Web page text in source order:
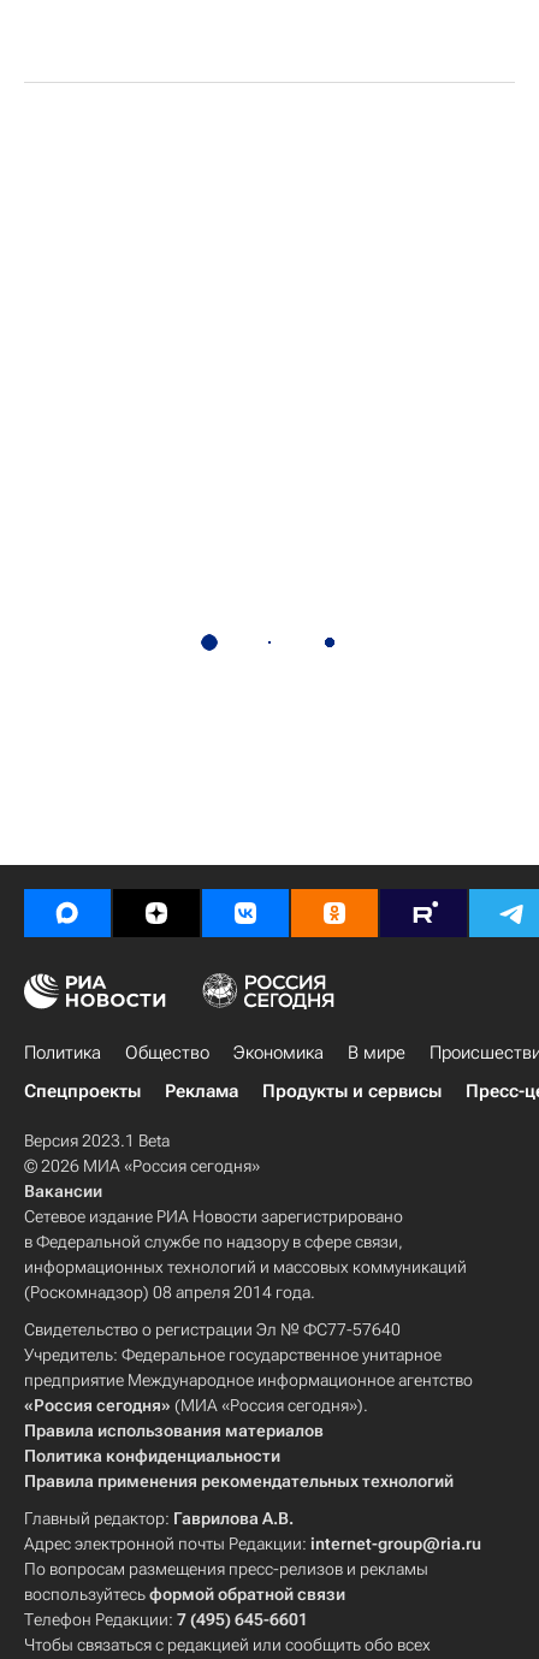
Политика Общество Экономика В мире
Спецпроекты
Реклама Продукты и сервисы Пресс-
Версия 2023.1 Beta
© 2026 МИА «Россия сегодня»
Вакансии
Сетевое издание РИА Новости зарегистрировано
в Федеральной службе по надзору в сфере связи,
информационных технологий и массовых коммуникаций
(Роскомнадзор) 08 апреля 2014 года.
Свидетельство о регистрации Эл № ФС77-57640
Учредитель: Федеральное государственное унитарное
предприятие Международное информационное агентство
«Россия сегодня» (МИА «Россия сегодня»).
Правила использования материалов
Политика конфиденциальности
Правила применения рекомендательных технологий
Главный редактор: Гаврилова А.В.
Адрес электронной почты Редакции: internet-group@ria.ru
По вопросам размещения пресс-релизов и рекламы
воспользуйтесьформой обратной связи
Телефон Редакции: 7 (495) 645-6601
Чтобы связаться с редакцией или сообщить обо всех